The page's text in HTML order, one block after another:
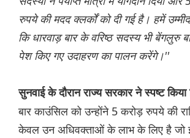
रुपये की मदद क्लर्कों को दी गई है। हमें
कि धारवाड़ बार के वरिष्ठ सदस्य भी बेंगलुरु
पेश किए गए उदाहरण का पालन करेंगे।''
सुनवाई के दौरान राज्य सरकार ने स्पष्ट किया
बार काउंसिल को उन्होंने 5 करोड़ रुपये की
केवल उन अधिवक्ताओं के लाभ के लिए है